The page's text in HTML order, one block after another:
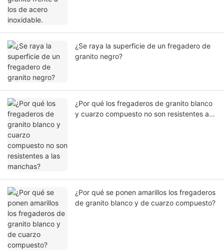
¿Se raya la superficie de un fregadero de
granito negro?
¿Por qué los fregaderos de granito blanco
y cuarzo compuesto no son resistentes a
¿Por qué se ponen amarillos los fregaderos
de granito blanco y de cuarzo compuesto?